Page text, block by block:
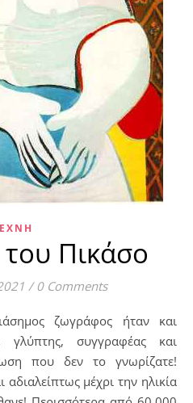
Πικάσο
/ 0 Comments
γλύπτης, συγγραφέας και
που δεν το γνωρίζατε!
μέχρι την ηλικία